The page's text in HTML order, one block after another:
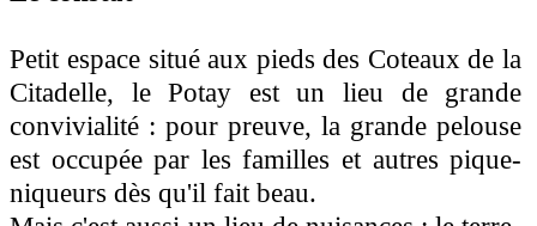
Petit espace situé aux pieds des Coteaux de la
Citadelle, le Potay est un lieu de grande
convivialité : pour preuve, la grande pelouse
est occupéepar les familles et autres pique-
niqueurs dès qu'il fait beau.